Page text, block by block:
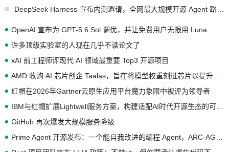
OpenAI 宣布为 GPT-5.6 Sol 调优，并让免费用户无限用 Luna
许多顶级实验室的人现在几乎不读论文了
xAI 前工程师评现代 AI 领域最重要 Top3 开源项目
红帽在2026年Gartner云原生应用平台魔力象限中被评为领导者
GitHub 再次爆发大规模服务降级